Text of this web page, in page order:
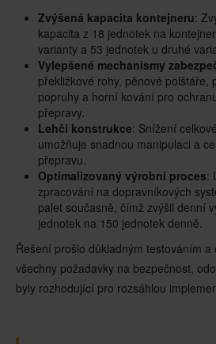
Zvýšená kapacita kontejneru:
kapacita z 18 jednotek na
varianty a 53 jednotek u druhé
Vylepšené mechanismy
překližkové rohy, pěnové polštáře,
popruhy a horní kování pro
přepravy.
Lehčí konstrukce: Snížení
umožňuje snadnou manipulaci a
přepravu.
Optimalizovaný výrobní proces:
zpracování na dopravníkových
palet současně, čímž zvýšil denní
jednotek na 150 jednotek denně.
Řešení prošlo důkladným testováním
všechny požadavky na bezpečnost,
byly rozhodující pro rozsáhlou